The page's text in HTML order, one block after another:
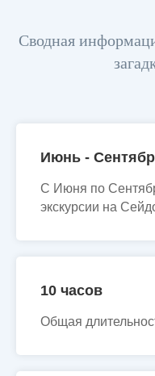
Сводная
Июнь -
С Июня по
экскурсии на
10 часов
Общая